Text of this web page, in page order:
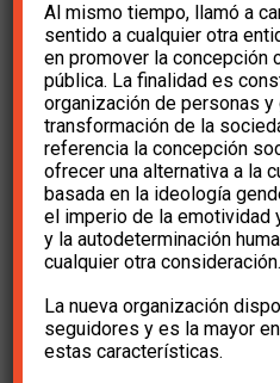
¿Por qué es
impulsar un
de Cultura
hace 3 años e-
Al mismo tiempo, llamó a
sentido a cualquier otra
en promover la concepción
pública. La finalidad es
organización de personas
transformación de la
referencia la concepción
ofrecer una alternativa a la
basada en la ideología
el imperio de la
y la autodeterminación
cualquier otra consideración.
La nueva organización
seguidores y es la mayor
estas características.